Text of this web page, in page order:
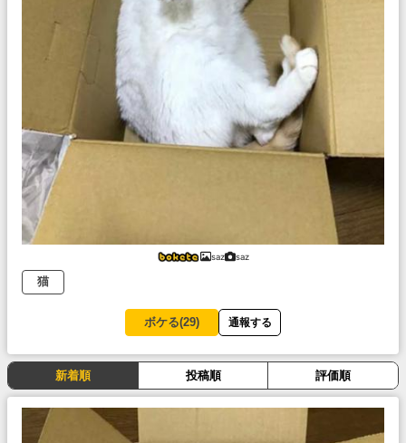
saz saz
猫
ボケる(29) 通報する
新着順 投稿順 評価順